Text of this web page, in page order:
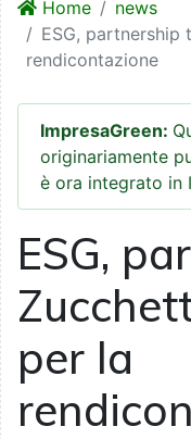
Home
news
ESG, partnership
rendicontazione
ImpresaGreen:
originariamente
è ora integrato in
ESG,
per la